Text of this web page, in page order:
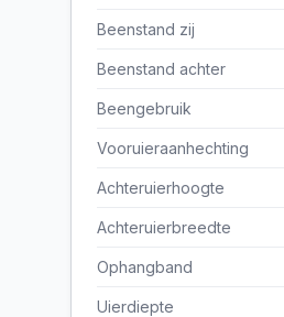
Beenstand zij
Beenstand achter
Beengebruik
Vooruieraanhechting
Achteruierhoogte
Achteruierbreedte
Ophangband
Uierdiepte